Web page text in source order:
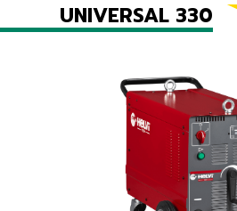
UNIVERSAL 330